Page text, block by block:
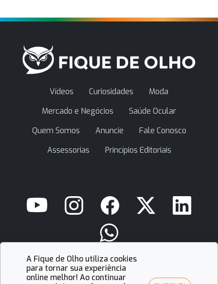
Vídeos Curiosidades
Moda
Mercado e Negócios
Saúde Ocular
Quem Somos
Anuncie
Fale Conosco
Assessorias
Princípios Editoriais
contato@fiquedeolho.com.br
A Fique de Olho utiliza cookies
para tornar sua experiência
online melhor! Ao continuar